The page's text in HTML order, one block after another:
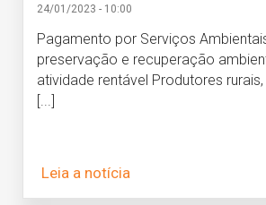
24/01/2023 - 10:00
Pagamento por Serviços
preservação e recuperação
atividade rentável Produtores
[...]
Leia a notícia